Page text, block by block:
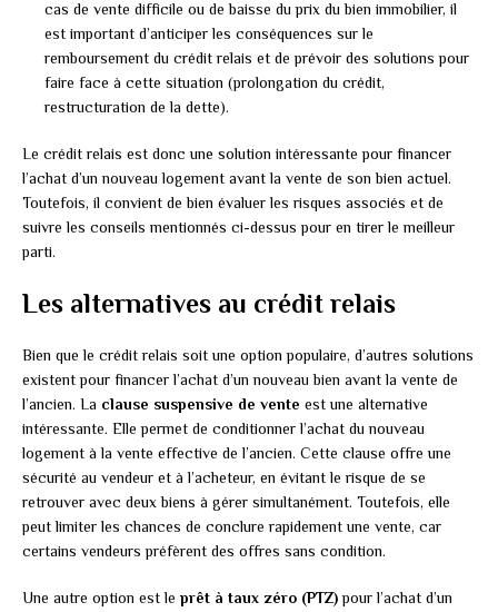
cas de vente difficile ou de baisse du prix du bien immobilier, il
est important d’anticiper les conséquences sur le
remboursement du crédit relais et de prévoir des solutions pour
faire face à cette situation (prolongation du crédit,
restructuration de la dette).
Le crédit relais est donc une solution intéressante pour financer
l’achat d’un nouveau logement avant la vente de son bien actuel.
Toutefois, il convient de bien évaluer les risques associés et de
suivre les conseils mentionnés ci-dessus pour en tirer le meilleur
parti.
Les alternatives au crédit relais
Bien que le crédit relais soit une option populaire, d’autres solutions
existent pour financer l’achat d’un nouveau bien avant la vente de
l’ancien. La clause suspensive de vente est une alternative
intéressante. Elle permet de conditionner l’achat du nouveau
logement à la vente effective de l’ancien. Cette clause offre une
sécurité au vendeur et à l’acheteur, en évitant le risque de se
retrouver avec deux biens à gérer simultanément. Toutefois, elle
peut limiter les chances de conclure rapidement une vente, car
certains vendeurs préfèrent des offres sans condition.
Une autre option est le prêt à taux zéro (PTZ)pour l’achat d’un